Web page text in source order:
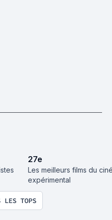
27e
Les meilleurs films du
expérimental
LES TOPS